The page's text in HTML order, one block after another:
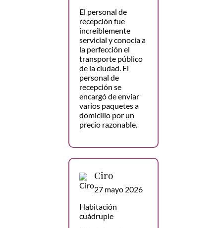
El personal de
recepción fue
increíblemente
servicial y conocía a
la perfección el
transporte público
de la ciudad. El
personal de
recepción se
encargó de enviar
varios paquetes a
domicilio por un
precio razonable.
Ciro
27 mayo 2026
Habitación
cuádruple